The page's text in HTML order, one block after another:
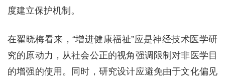
度建立保护机制。
在翟晓梅看来，“增进健康福祉”应是神经技术医学研
究的原动力，从社会公正的视角强调限制对非医学目
的增强的使用。同时，研究设计应避免由于文化偏见